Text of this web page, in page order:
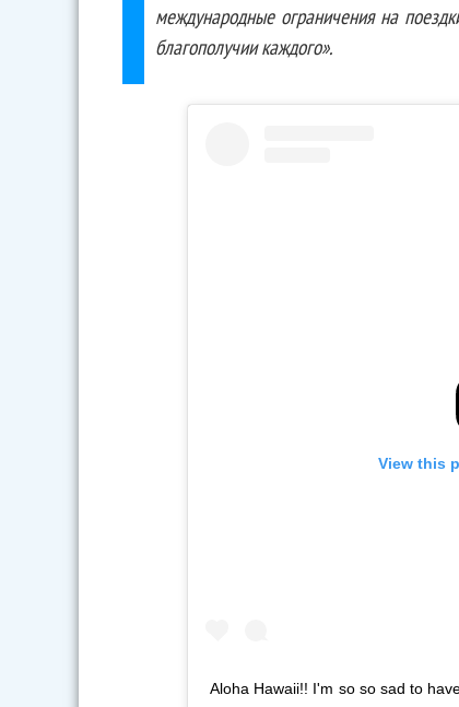
международные ограничения на
благополучии каждого».
View this
Aloha Hawaii!! I'm so so sad to